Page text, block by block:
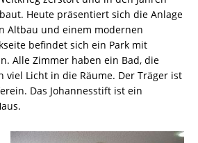
Heute präsentiert sich die Anlage
Altbau und einem modernen
befindet sich ein Park mit
Alle Zimmer haben ein Bad, die
viel Licht in die Räume. Der Träger ist
Das Johannesstift ist ein